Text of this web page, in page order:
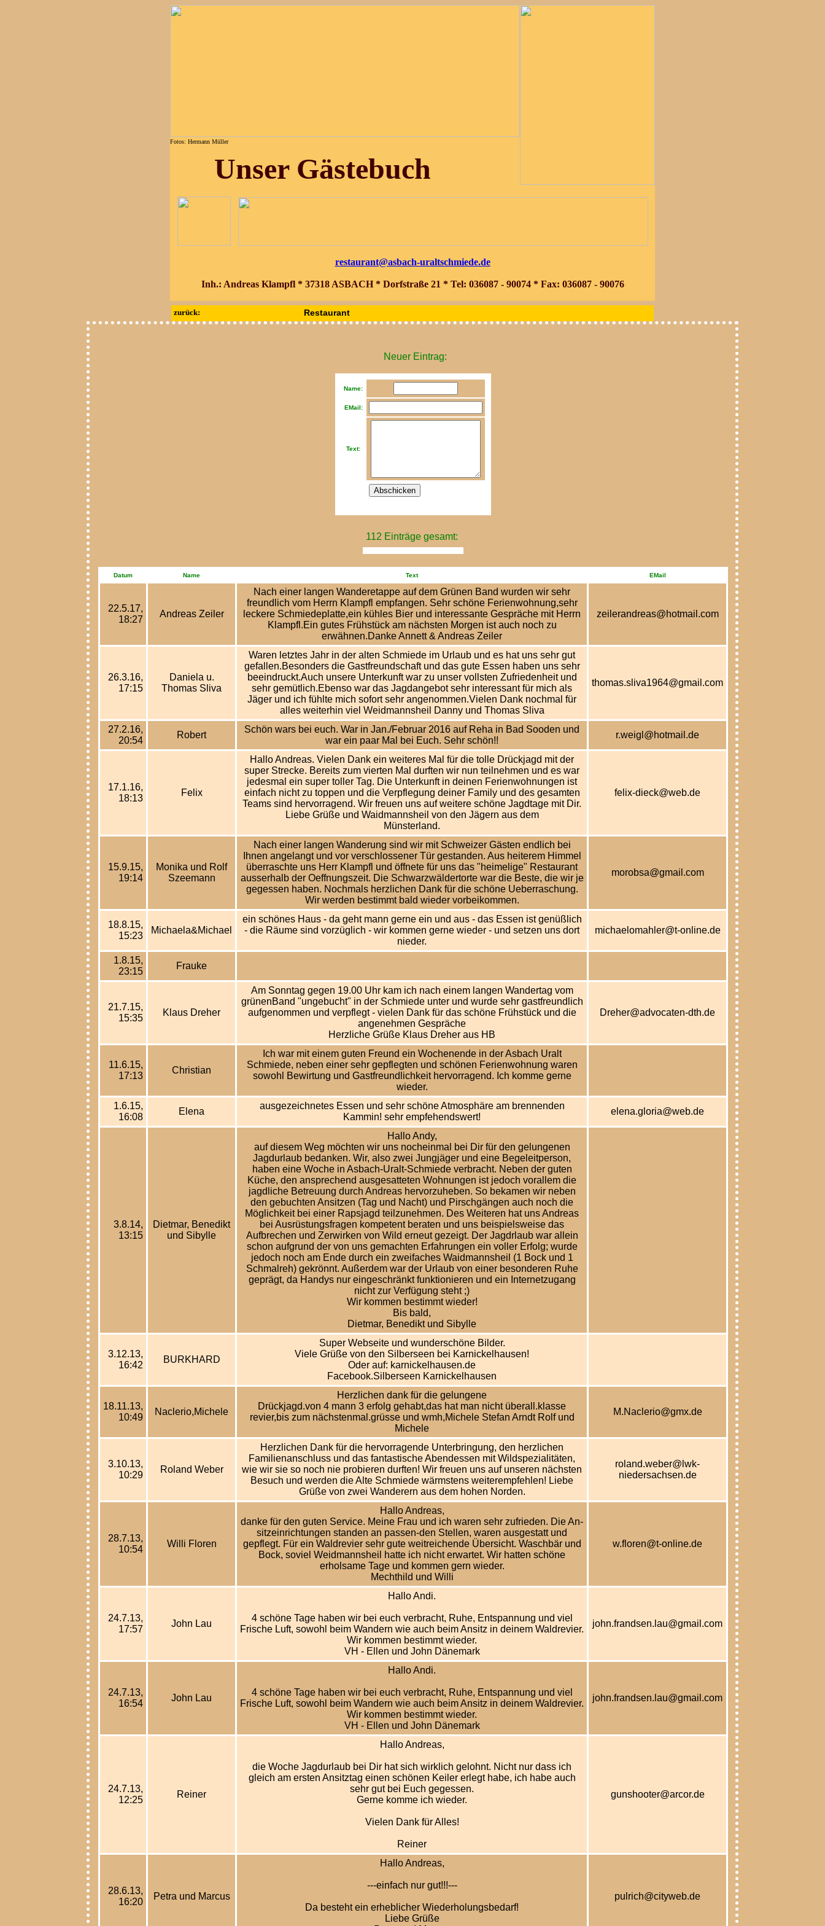
Fotos: Hermann Müller
Unser Gästebuch
restaurant@asbach-uraltschmiede.de
Inh.: Andreas Klampfl * 37318 ASBACH * Dorfstraße 21 * Tel: 036087 - 90074 * Fax: 036087 - 90076
zurück: Restaurant
Neuer Eintrag:
Name:
EMail:
Text:
112 Einträge gesamt:
Datum Name Text EMail
22.5.17,
18:27
Andreas Zeiler
Nach einer langen Wanderetappe auf dem Grünen Band wurden wir sehr
freundlich vom Herrn Klampfl empfangen. Sehr schöne Ferienwohnung,sehr
leckere Schmiedeplatte,ein kühles Bier und interessante Gespräche mit Herrn
Klampfl.Ein gutes Frühstück am nächsten Morgen ist auch noch zu
erwähnen.Danke Annett & Andreas Zeiler
zeilerandreas@hotmail.com
26.3.16,
17:15
Daniela u.
Thomas Sliva
Waren letztes Jahr in der alten Schmiede im Urlaub und es hat uns sehr gut
gefallen.Besonders die Gastfreundschaft und das gute Essen haben uns sehr
beeindruckt.Auch unsere Unterkunft war zu unser vollsten Zufriedenheit und
sehr gemütlich.Ebenso war das Jagdangebot sehr interessant für mich als
Jäger und ich fühlte mich sofort sehr angenommen.Vielen Dank nochmal für
alles weiterhin viel Weidmannsheil Danny und Thomas Sliva
thomas.sliva1964@gmail.com
27.2.16,
20:54
Robert
Schön wars bei euch. War in Jan./Februar 2016 auf Reha in Bad Sooden und
war ein paar Mal bei Euch. Sehr schön!!
r.weigl@hotmail.de
17.1.16,
18:13
Felix
Hallo Andreas. Vielen Dank ein weiteres Mal für die tolle Drückjagd mit der
super Strecke. Bereits zum vierten Mal durften wir nun teilnehmen und es war
jedesmal ein super toller Tag. Die Unterkunft in deinen Ferienwohnungen ist
einfach nicht zu toppen und die Verpflegung deiner Family und des gesamten
Teams sind hervorragend. Wir freuen uns auf weitere schöne Jagdtage mit Dir.
Liebe Grüße und Waidmannsheil von den Jägern aus dem
Münsterland.
felix-dieck@web.de
15.9.15,
19:14
Monika und Rolf
Szeemann
Nach einer langen Wanderung sind wir mit Schweizer Gästen endlich bei
Ihnen angelangt und vor verschlossener Tür gestanden. Aus heiterem Himmel
überraschte uns Herr Klampfl und öffnete für uns das "heimelige" Restaurant
ausserhalb der Oeffnungszeit. Die Schwarzwäldertorte war die Beste, die wir je
gegessen haben. Nochmals herzlichen Dank für die schöne Ueberraschung.
Wir werden bestimmt bald wieder vorbeikommen.
morobsa@gmail.com
18.8.15,
15:23
Michaela&Michael
ein schönes Haus - da geht mann gerne ein und aus - das Essen ist genüßlich
- die Räume sind vorzüglich - wir kommen gerne wieder - und setzen uns dort
nieder.
michaelomahler@t-online.de
1.8.15,
23:15
Frauke
21.7.15,
15:35
Klaus Dreher
Am Sonntag gegen 19.00 Uhr kam ich nach einem langen Wandertag vom
grünenBand "ungebucht" in der Schmiede unter und wurde sehr gastfreundlich
aufgenommen und verpflegt - vielen Dank für das schöne Frühstück und die
angenehmen Gespräche
Herzliche Grüße Klaus Dreher aus HB
Dreher@advocaten-dth.de
11.6.15,
17:13
Christian
Ich war mit einem guten Freund ein Wochenende in der Asbach Uralt
Schmiede, neben einer sehr gepflegten und schönen Ferienwohnung waren
sowohl Bewirtung und Gastfreundlichkeit hervorragend. Ich komme gerne
wieder.
1.6.15,
16:08
Elena
ausgezeichnetes Essen und sehr schöne Atmosphäre am brennenden
Kammin! sehr empfehendswert!
elena.gloria@web.de
3.8.14,
13:15
Dietmar, Benedikt
und Sibylle
Hallo Andy,
auf diesem Weg möchten wir uns nocheinmal bei Dir für den gelungenen
Jagdurlaub bedanken. Wir, also zwei Jungjäger und eine Begeleitperson,
haben eine Woche in Asbach-Uralt-Schmiede verbracht. Neben der guten
Küche, den ansprechend ausgesatteten Wohnungen ist jedoch vorallem die
jagdliche Betreuung durch Andreas hervorzuheben. So bekamen wir neben
den gebuchten Ansitzen (Tag und Nacht) und Pirschgängen auch noch die
Möglichkeit bei einer Rapsjagd teilzunehmen. Des Weiteren hat uns Andreas
bei Ausrüstungsfragen kompetent beraten und uns beispielsweise das
Aufbrechen und Zerwirken von Wild erneut gezeigt. Der Jagdrlaub war allein
schon aufgrund der von uns gemachten Erfahrungen ein voller Erfolg; wurde
jedoch noch am Ende durch ein zweifaches Waidmannsheil (1 Bock und 1
Schmalreh) gekrönnt. Außerdem war der Urlaub von einer besonderen Ruhe
geprägt, da Handys nur eingeschränkt funktionieren und ein Internetzugang
nicht zur Verfügung steht ;)
Wir kommen bestimmt wieder!
Bis bald,
Dietmar, Benedikt und Sibylle
3.12.13,
16:42
BURKHARD
Super Webseite und wunderschöne Bilder.
Viele Grüße von den Silberseen bei Karnickelhausen!
Oder auf: karnickelhausen.de
Facebook.Silberseen Karnickelhausen
18.11.13,
10:49
Naclerio,Michele
Herzlichen dank für die gelungene
Drückjagd.von 4 mann 3 erfolg gehabt,das hat man nicht überall.klasse
revier,bis zum nächstenmal.grüsse und wmh,Michele Stefan Arndt Rolf und
Michele
M.Naclerio@gmx.de
3.10.13,
10:29
Roland Weber
Herzlichen Dank für die hervorragende Unterbringung, den herzlichen
Familienanschluss und das fantastische Abendessen mit Wildspezialitäten,
wie wir sie so noch nie probieren durften! Wir freuen uns auf unseren nächsten
Besuch und werden die Alte Schmiede wärmstens weiterempfehlen! Liebe
Grüße von zwei Wanderern aus dem hohen Norden.
roland.weber@lwk-
niedersachsen.de
28.7.13,
10:54
Willi Floren
Hallo Andreas,
danke für den guten Service. Meine Frau und ich waren sehr zufrieden. Die An-
sitzeinrichtungen standen an passen-den Stellen, waren ausgestatt und
gepflegt. Für ein Waldrevier sehr gute weitreichende Übersicht. Waschbär und
Bock, soviel Weidmannsheil hatte ich nicht erwartet. Wir hatten schöne
erholsame Tage und kommen gern wieder.
Mechthild und Willi
w.floren@t-online.de
24.7.13,
17:57
John Lau
Hallo Andi.
4 schöne Tage haben wir bei euch verbracht, Ruhe, Entspannung und viel
Frische Luft, sowohl beim Wandern wie auch beim Ansitz in deinem Waldrevier.
Wir kommen bestimmt wieder.
VH - Ellen und John Dänemark
john.frandsen.lau@gmail.com
24.7.13,
16:54
John Lau
Hallo Andi.
4 schöne Tage haben wir bei euch verbracht, Ruhe, Entspannung und viel
Frische Luft, sowohl beim Wandern wie auch beim Ansitz in deinem Waldrevier.
Wir kommen bestimmt wieder.
VH - Ellen und John Dänemark
john.frandsen.lau@gmail.com
24.7.13,
12:25
Reiner
Hallo Andreas,
die Woche Jagdurlaub bei Dir hat sich wirklich gelohnt. Nicht nur dass ich
gleich am ersten Ansitztag einen schönen Keiler erlegt habe, ich habe auch
sehr gut bei Euch gegessen.
Gerne komme ich wieder.
Vielen Dank für Alles!
Reiner
gunshooter@arcor.de
28.6.13,
16:20
Petra und Marcus
Hallo Andreas,
---einfach nur gut!!!---
Da besteht ein erheblicher Wiederholungsbedarf!
Liebe Grüße
pulrich@cityweb.de